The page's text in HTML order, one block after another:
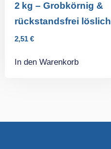
2 kg – Grobkörnig &
rückstandsfrei löslich
2,51 €
In den Warenkorb